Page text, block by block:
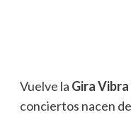
Vuelve la Gira
conciertos nacen